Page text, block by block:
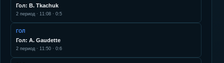
Гол: B. Tkachuk
2 период · 11:08 · 0:5
ГОЛ
Гол: A. Gaudette
2 период · 11:50 · 0:6